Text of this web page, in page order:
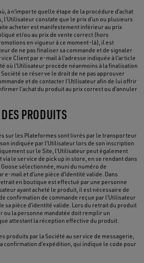
à n’importe quelle étape de la procédure d’achat
l’Utilisateur constate que le prix d’un ou plusieurs
acheter est manifestement inférieur au prix
et/ou au prix de vente correct (hors
en vigueur à ce moment-là), il est
de ne pas finaliser sa commande et de signaler
Client par e-mail à l’adresse indiquée à l’article
où l’Utilisateur procède néanmoins à la finalisation
Société se réserve le droit de ne pas approuver
et de contacter l’Utilisateur afin de lui offrir
l’achat du produit au prix correct ou d’annuler
PRODUITS
sur les Plateformes sont livrés par le transporteur
indiquée par l’Utilisateur lors de son inscription
sur le Site, l’Utilisateur peut également
le service de pick up in store, en se rendant dans
sélectionnée, muni du numéro de
e-mail et d’une pièce d’identité valide. Dans
en boutique est effectué par une personne
ayant acheté le produit, il est nécessaire de
confirmation de commande reçue par l’Utilisateur
sa pièce d’identité valide. Lors du retrait du produit
ou la personne mandatée doit remplir un
attestant la réception effective du produit.
produits par la Société au service de messagerie,
confirmation d’expédition, qui indique le code pour